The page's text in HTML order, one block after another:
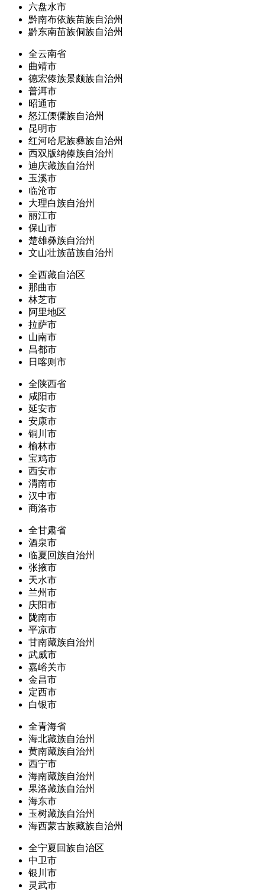
六盘水市
黔南布依族苗族自治州
黔东南苗族侗族自治州
全云南省
曲靖市
德宏傣族景颇族自治州
普洱市
昭通市
怒江傈僳族自治州
昆明市
红河哈尼族彝族自治州
西双版纳傣族自治州
迪庆藏族自治州
玉溪市
临沧市
大理白族自治州
丽江市
保山市
楚雄彝族自治州
文山壮族苗族自治州
全西藏自治区
那曲市
林芝市
阿里地区
拉萨市
山南市
昌都市
日喀则市
全陕西省
咸阳市
延安市
安康市
铜川市
榆林市
宝鸡市
西安市
渭南市
汉中市
商洛市
全甘肃省
酒泉市
临夏回族自治州
张掖市
天水市
兰州市
庆阳市
陇南市
平凉市
甘南藏族自治州
武威市
嘉峪关市
金昌市
定西市
白银市
全青海省
海北藏族自治州
黄南藏族自治州
西宁市
海南藏族自治州
果洛藏族自治州
海东市
玉树藏族自治州
海西蒙古族藏族自治州
全宁夏回族自治区
中卫市
银川市
灵武市